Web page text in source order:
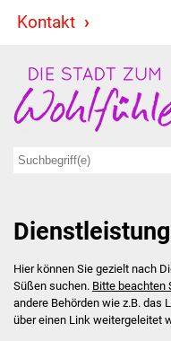
Kontakt
Hier können Sie gezielt nach
Süßen suchen. Bitte beachten
andere Behörden wie z.B. das
über einen Link weitergeleitet